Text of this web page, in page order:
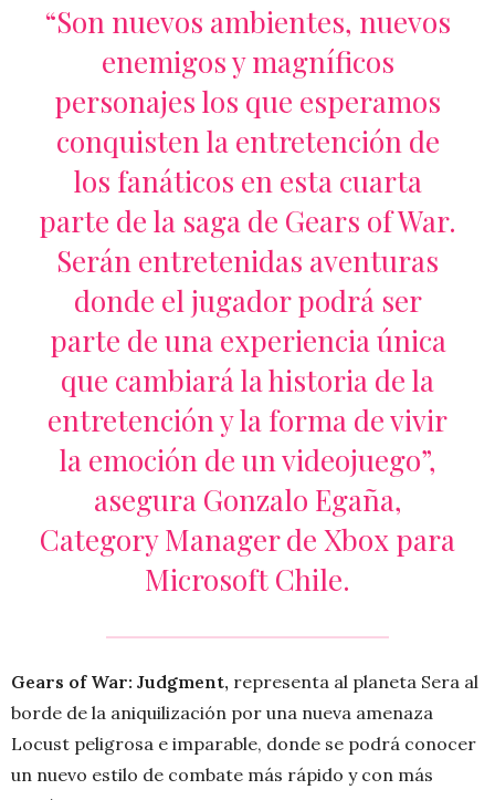
“Son nuevos ambientes, nuevos
enemigos y magníficos
personajes los que esperamos
conquisten la entretención de
los fanáticos en esta cuarta
parte de la saga de Gears of War.
Serán entretenidas aventuras
donde el jugador podrá ser
parte de una experiencia única
que cambiará la historia de la
entretención y la forma de vivir
la emoción de un videojuego”,
asegura Gonzalo Egaña,
Category Manager de Xbox para
Microsoft Chile.
Gears of War: Judgment, representa al planeta Sera al
borde de la aniquilización por una nueva amenaza
Locust peligrosa e imparable, donde se podrá conocer
un nuevo estilo de combate más rápido y con más